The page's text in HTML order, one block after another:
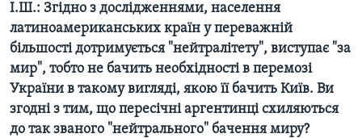
І.Ш.: Згідно з дослідженнями, населення
латиноамериканських країн у переважній
більшості дотримується "нейтралітету", виступає "за
мир", тобто не бачить необхідності в перемозі
України в такому вигляді, якою її бачить Київ. Ви
згодні з тим, що пересічні аргентинці схиляються
до так званого "нейтрального" бачення миру?